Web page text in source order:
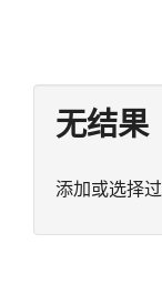
无​结果
添加或​选择​